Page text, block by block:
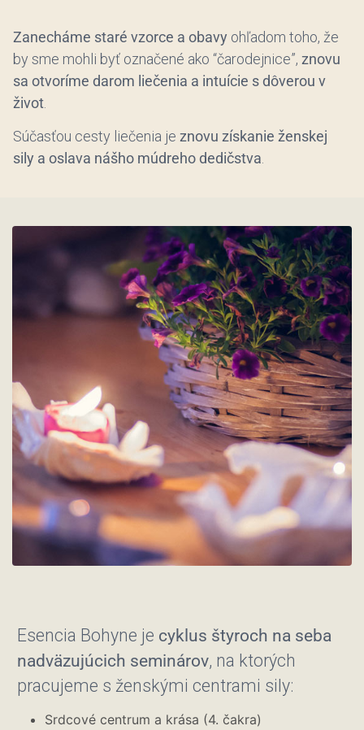
Zanecháme staré vzorce a obavy ohľadom toho, že
by sme mohli byť označené ako “čarodejnice”, znovu
sa otvoríme darom liečenia a intuície s dôverou v
život
Súčasťou cesty liečenia je znovu získanie ženskej
sily a oslava nášho múdreho dedičstva
Esencia Bohyne je cyklus štyroch na seba
nadväzujúcich seminárov, na ktorých
pracujeme s ženskými centrami sily:
Srdcové centrum a krása (4. čakra)